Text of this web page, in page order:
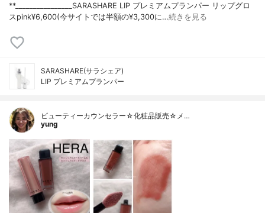
**⁡________________⁡SARASHARE LIP ⁡プレミアムプランパー リップグロ
スpink⁡¥6,600(今サイトでは半額の¥3,300に…続きを見る
SARASHARE(サラシェア)
LIP プレミアムプランパー
ビューティーカウンセラー☆化粧品販売☆メ…
yung